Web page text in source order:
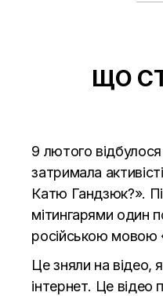
ЩО
9 лютого відбулося
затримала
Катю Гандзюк?».
мітингарями один
російською мовою
Це зняли на відео,
інтернет. Це відео